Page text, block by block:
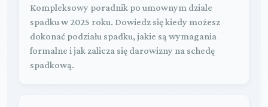
Kompleksowy poradnik po umownym dziale
spadku w 2025 roku. Dowiedz się kiedy możesz
dokonać podziału spadku, jakie są wymagania
formalne i jak zalicza się darowizny na schedę
spadkową.